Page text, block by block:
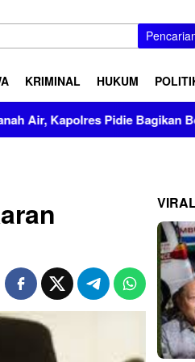
KRIMINAL HUKUM
Pidie Bagikan Bendera Merah